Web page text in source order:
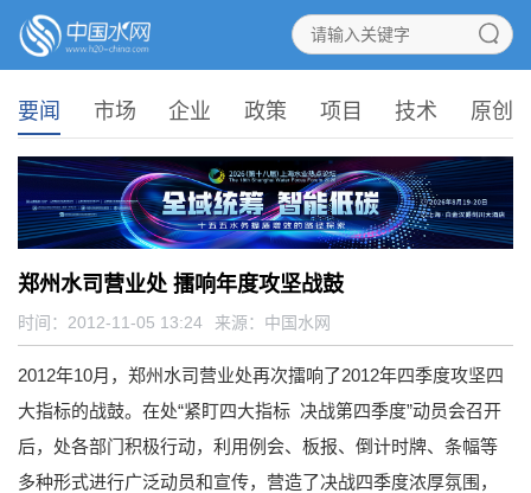
要闻 市场 企业 政策 项目 技术 原创
郑州水司营业处 擂响年度攻坚战鼓
时间：2012-11-05 13:24 来源： 中国水网
2012年10月，郑州水司营业处再次擂响了2012年四季度攻坚四
大指标的战鼓。在处“紧盯四大指标 决战第四季度”动员会召开
后，处各部门积极行动，利用例会、板报、倒计时牌、条幅等
多种形式进行广泛动员和宣传，营造了决战四季度浓厚氛围，